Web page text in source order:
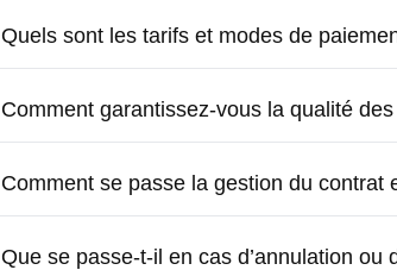
Quels sont les tarifs et modes de
Comment garantissez-vous la qualité
Comment se passe la gestion du contrat
Que se passe-t-il en cas d’annulation ou